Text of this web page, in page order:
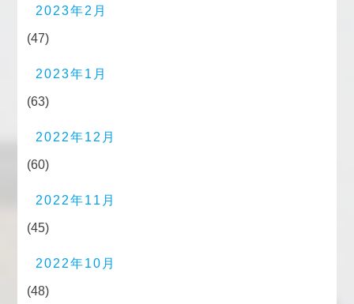
2023年2月
(47)
2023年1月
(63)
2022年12月
(60)
2022年11月
(45)
2022年10月
(48)